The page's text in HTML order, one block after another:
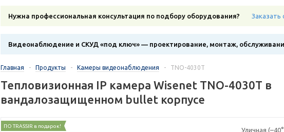
Нужна профессиональная консультация по подбору оборудования? Заказать
Видеонаблюдение и СКУД «под ключ» — проектирование, монтаж,
Главная - Продукты - Камеры видеонаблюдения - TNO-4030T
Тепловизионная IP камера Wisenet TNO-4030T в
вандалозащищенном bullet корпусе
ПО TRASSIR в подарок!
Уличная